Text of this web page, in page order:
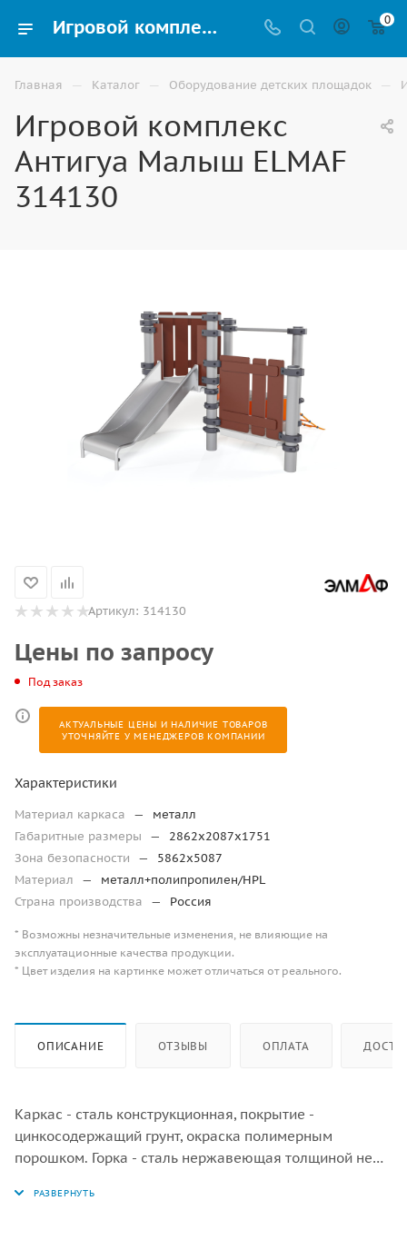
Игровой комплекс Антигуа Малыш ELMAF 314130 купить для улицы в Элисте 0
Главная — Каталог — Оборудование детских площадок —
Игровой комплекс
Антигуа Малыш ELMAF
314130
Артикул: 314130
Цены по запросу
Под заказ
АКТУАЛЬНЫЕ ЦЕНЫ И НАЛИЧИЕ ТОВАРОВ
УТОЧНЯЙТЕ У МЕНЕДЖЕРОВ КОМПАНИИ
Характеристики
Материал каркаса —
металл
Габаритные размеры
—
2862х2087х1751
Зона безопасности
—
5862х5087
Материал
—
металл+полипропилен/HPL
Страна производства
— Россия
* Возможны незначительные изменения, не влияющие на
эксплуатационные качества продукции.
* Цвет изделия на картинке может отличаться от реального.
ОПИСАНИЕ ОТЗЫВЫ ОПЛАТА
Каркас - сталь конструкционная, покрытие -
цинкосодержащий грунт, окраска полимерным
порошком. Горка - сталь нержавеющая толщиной не
швов. Панели, ограждения - полипропилен/HPL.